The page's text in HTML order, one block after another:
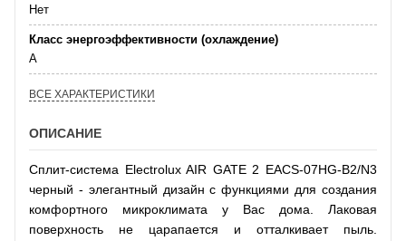
Нет
Класс энергоэффективности (охлаждение)
А
ВСЕ ХАРАКТЕРИСТИКИ
ОПИСАНИЕ
Сплит-система Electrolux AIR GATE 2 EACS-07HG-В2/N3
черный - элегантный дизайн с функциями для создания
комфортного микроклимата у Вас дома. Лаковая
поверхность не царапается и отталкивает пыль.